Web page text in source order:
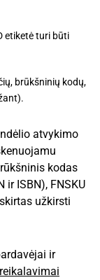
etiketė turi būti
brūkšninių kodų,
atvykimo
kodas
ir ISBN), FNSKU
užkirsti
ir